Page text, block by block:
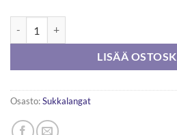
LISÄÄ
Osasto:Sukkalangat